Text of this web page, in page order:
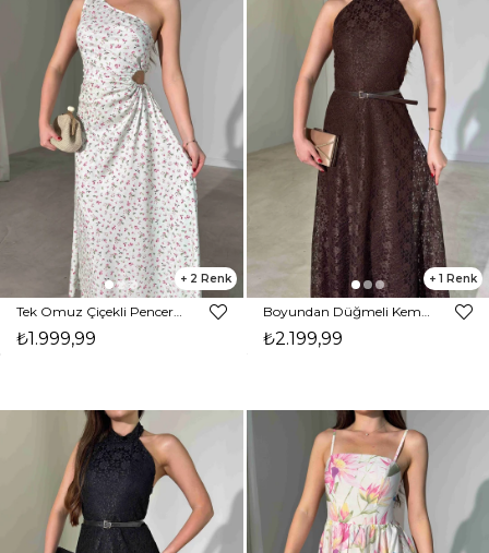
2
Tek Omuz Çiçekli Pencere Detaylı Maxi Yeşil Yahir Kadın Elbise 26Y455
₺1.999,99
1
Boyundan Düğmeli Kemerli Maxi Boy Kahverengi Jalyn Kadın Elbise 26Y454
₺2.199,99